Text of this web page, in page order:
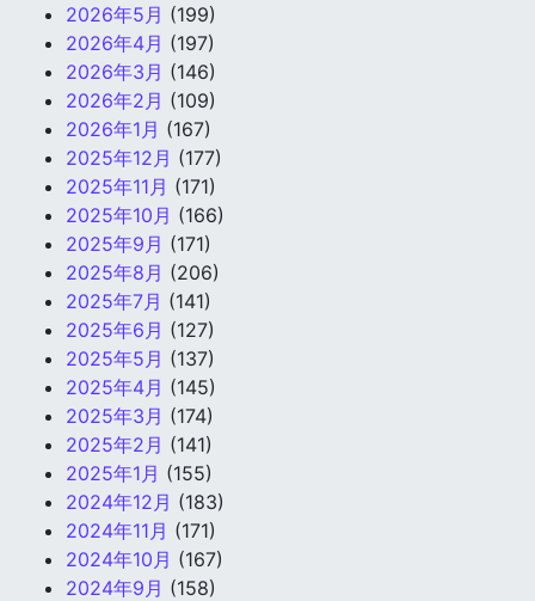
2026年5月 (199)
2026年4月 (197)
2026年3月 (146)
2026年2月 (109)
2026年1月 (167)
2025年12月 (177)
2025年11月 (171)
2025年10月 (166)
2025年9月 (171)
2025年8月 (206)
2025年7月 (141)
2025年6月 (127)
2025年5月 (137)
2025年4月 (145)
2025年3月 (174)
2025年2月 (141)
2025年1月 (155)
2024年12月 (183)
2024年11月 (171)
2024年10月 (167)
2024年9月 (158)